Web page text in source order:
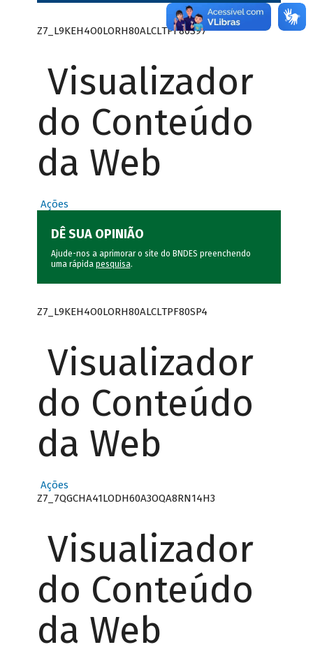
Z7_L9KEH4O0LORH80ALCLTPF80S97
Visualizador
do Conteúdo
da Web
Ações
DÊ SUA OPINIÃO
Ajude-nos a aprimorar o site do BNDES preenchendo
uma rápida pesquisa.
Z7_L9KEH4O0LORH80ALCLTPF80SP4
Visualizador
do Conteúdo
da Web
Ações
Z7_7QGCHA41LODH60A3OQA8RN14H3
Visualizador
do Conteúdo
da Web